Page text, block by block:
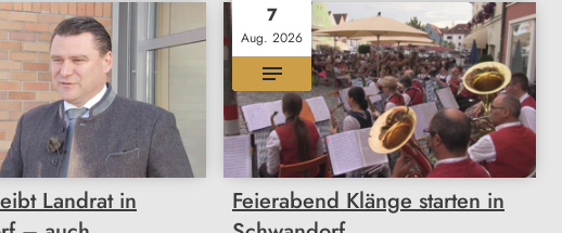
Landrat in
7
Aug. 2026
Feierabend Klänge starten in